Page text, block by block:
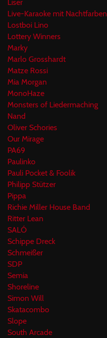
Liser
Live-Karaoke mit Nachtfarben
Lostboi Lino
Lottery Winners
Marky
Marlo Grosshardt
Matze Rossi
Mia Morgan
MonoHaze
Monsters of Liedermaching
Nand
Oliver Schories
Our Mirage
PA69
Paulinko
Pauli Pocket & Foolik
Philipp Stützer
Pippa
Richie Miller House Band
Ritter Lean
SALÓ
Schippe Dreck
Schmeißer
SDP
Semia
Shoreline
Simon Will
Skatacombo
Slope
South Arcade